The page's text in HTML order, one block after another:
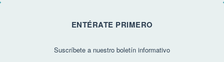
ENTÉRATE PRIMERO
Suscríbete a nuestro boletín informativo